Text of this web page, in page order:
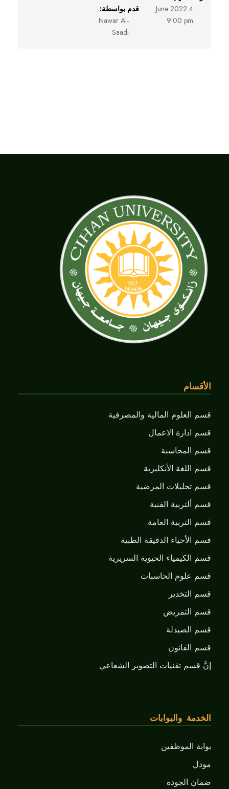
4 June 2022
9:00 pm
قدم بواسطة:
Nawar Al-
Saadi
الأقسام
قسم العلوم المالية والمصرفية
قسم ادارة الاعمال
قسم المحاسبة
قسم اللغة الأنكليزية
قسم تحليلات المرضية
قسم ألتربية الفنية
قسم التربية العامة
قسم الأحياء الدقيقة الطبية
قسم الكيمياء الحيوية السريرية
قسم علوم الحاسبات
قسم التخدير
قسم التمريض
قسم الصيدلة
قسم القانون
إنَّ قسم تقنيات التصوير الشعاعي
الخدمة والبوابات
بوابة الموظفين
مودل
ضمان الجودة